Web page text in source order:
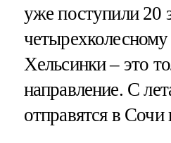
уже поступили 20
Хельсинки – это
направление. С
отправятся в Сочи